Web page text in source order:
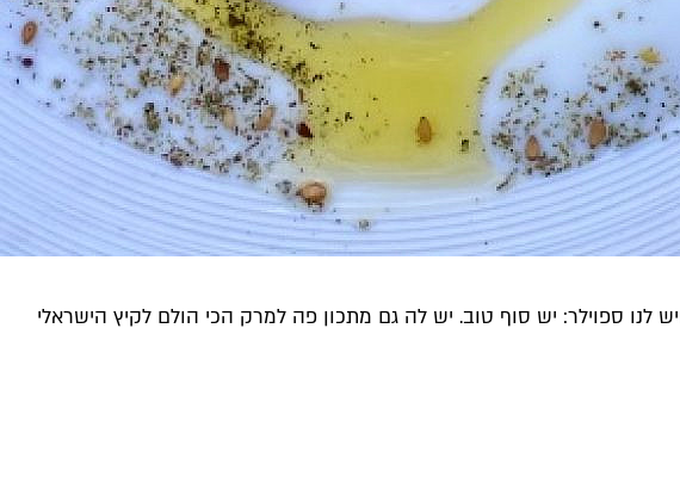
לנו ספוילר: יש סוף טוב. יש לה גם מתכון פה למרק הכי הולם לקיץ הישראלי